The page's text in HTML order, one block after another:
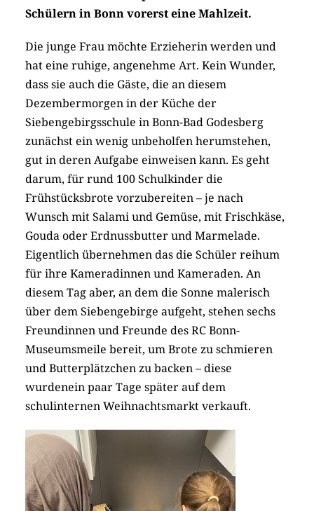
Schülern in Bonn vorerst eine Mahlzeit.
Die junge Frau möchte Erzieherin werden und
hat eine ruhige, angenehme Art. Kein Wunder,
dass sie auch die Gäste, die an diesem
Dezembermorgen in der Küche der
Siebengebirgsschule in Bonn-Bad Godesberg
zunächst ein wenig unbeholfen herumstehen,
gut in deren Aufgabe einweisen kann. Es geht
darum, für rund 100 Schulkinder die
Frühstücksbrote vorzubereiten – je nach
Wunsch mit Salami und Gemüse, mit Frischkäse,
Gouda oder Erdnussbutter und Marmelade.
Eigentlich übernehmen das die Schüler reihum
für ihre Kameradinnen und Kameraden. An
diesem Tag aber, an dem die Sonne malerisch
über dem Siebengebirge aufgeht, stehen sechs
Freundinnen und Freunde des RC Bonn-
Museumsmeile bereit, um Brote zu schmieren
und Butterplätzchen zu backen – diese
wurdenein paar Tage später auf dem
schulinternen Weihnachtsmarkt verkauft.